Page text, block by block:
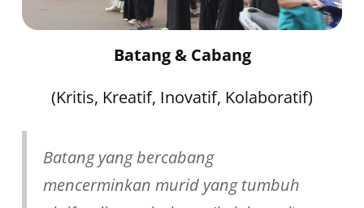
Batang & Cabang
(Kritis, Kreatif, Inovatif, Kolaboratif)
Batang yang bercabang
mencerminkan murid yang tumbuh